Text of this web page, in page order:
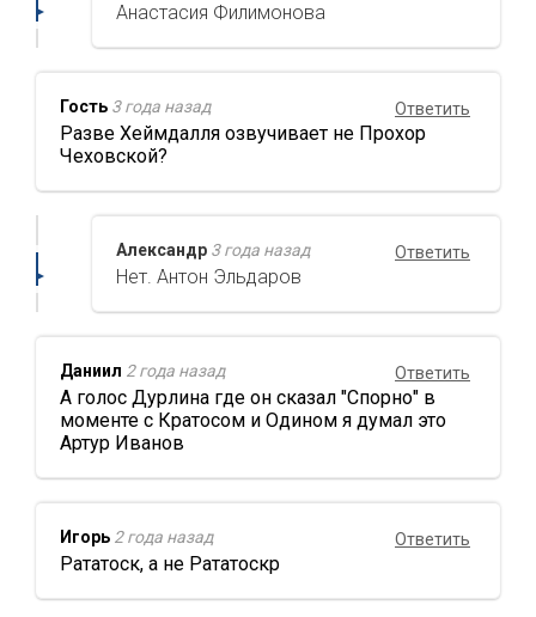
Анастасия Филимонова
Ответить
Гость 3 года назад
Разве Хеймдалля озвучивает не Прохор
Чеховской?
Ответить
Александр 3 года назад
Нет. Антон Эльдаров
Ответить
Даниил 2 года назад
А голос Дурлина где он сказал "Спорно" в
моменте с Кратосом и Одином я думал это
Артур Иванов
Ответить
Игорь 2 года назад
Рататоск, а не Рататоскр